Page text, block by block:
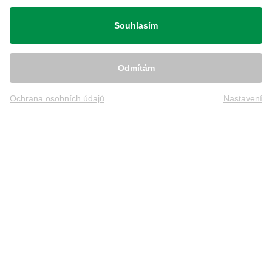
Přeprava
Souhlasím
Odmítám
Ochrana osobních údajů Nastavení